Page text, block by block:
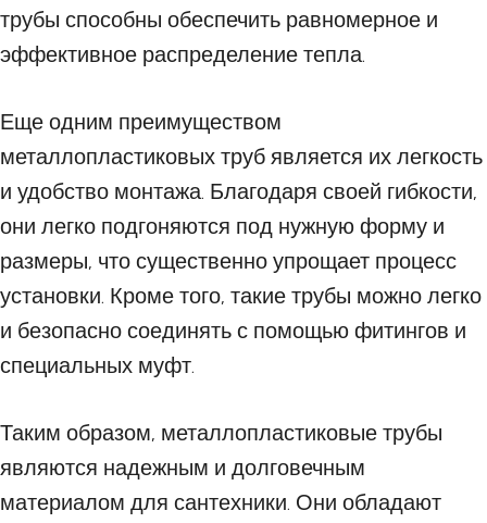
трубы способны обеспечить равномерное и
эффективное распределение тепла.
Еще одним преимуществом
металлопластиковых труб является их легкость
и удобство монтажа. Благодаря своей гибкости,
они легко подгоняются под нужную форму и
размеры, что существенно упрощает процесс
установки. Кроме того, такие трубы можно легко
и безопасно соединять с помощью фитингов и
специальных муфт.
Таким образом, металлопластиковые трубы
являются надежным и долговечным
материалом для сантехники. Они обладают